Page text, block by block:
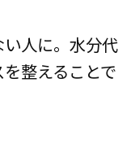
人に。水分代
整えることで